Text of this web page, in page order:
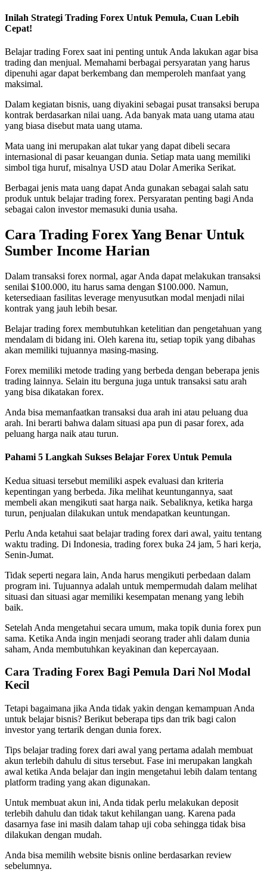
Inilah Strategi Trading Forex Untuk Pemula, Cuan Lebih
Cepat!
Belajar trading Forex saat ini penting untuk Anda lakukan agar bisa
trading dan menjual. Memahami berbagai persyaratan yang harus
dipenuhi agar dapat berkembang dan memperoleh manfaat yang
maksimal.
Dalam kegiatan bisnis, uang diyakini sebagai pusat transaksi berupa
kontrak berdasarkan nilai uang. Ada banyak mata uang utama atau
yang biasa disebut mata uang utama.
Mata uang ini merupakan alat tukar yang dapat dibeli secara
internasional di pasar keuangan dunia. Setiap mata uang memiliki
simbol tiga huruf, misalnya USD atau Dolar Amerika Serikat.
Berbagai jenis mata uang dapat Anda gunakan sebagai salah satu
produk untuk belajar trading forex. Persyaratan penting bagi Anda
sebagai calon investor memasuki dunia usaha.
Cara Trading Forex Yang Benar Untuk
Sumber Income Harian
Dalam transaksi forex normal, agar Anda dapat melakukan transaksi
senilai $100.000, itu harus sama dengan $100.000. Namun,
ketersediaan fasilitas leverage menyusutkan modal menjadi nilai
kontrak yang jauh lebih besar.
Belajar trading forex membutuhkan ketelitian dan pengetahuan yang
mendalam di bidang ini. Oleh karena itu, setiap topik yang dibahas
akan memiliki tujuannya masing-masing.
Forex memiliki metode trading yang berbeda dengan beberapa jenis
trading lainnya. Selain itu berguna juga untuk transaksi satu arah
yang bisa dikatakan forex.
Anda bisa memanfaatkan transaksi dua arah ini atau peluang dua
arah. Ini berarti bahwa dalam situasi apa pun di pasar forex, ada
peluang harga naik atau turun.
Pahami 5 Langkah Sukses Belajar Forex Untuk Pemula
Kedua situasi tersebut memiliki aspek evaluasi dan kriteria
kepentingan yang berbeda. Jika melihat keuntungannya, saat
membeli akan mengikuti saat harga naik. Sebaliknya, ketika harga
turun, penjualan dilakukan untuk mendapatkan keuntungan.
Perlu Anda ketahui saat belajar trading forex dari awal, yaitu tentang
waktu trading. Di Indonesia, trading forex buka 24 jam, 5 hari kerja,
Senin-Jumat.
Tidak seperti negara lain, Anda harus mengikuti perbedaan dalam
program ini. Tujuannya adalah untuk mempermudah dalam melihat
situasi dan situasi agar memiliki kesempatan menang yang lebih
baik.
Setelah Anda mengetahui secara umum, maka topik dunia forex pun
sama. Ketika Anda ingin menjadi seorang trader ahli dalam dunia
saham, Anda membutuhkan keyakinan dan kepercayaan.
Cara Trading Forex Bagi Pemula Dari Nol Modal
Kecil
Tetapi bagaimana jika Anda tidak yakin dengan kemampuan Anda
untuk belajar bisnis? Berikut beberapa tips dan trik bagi calon
investor yang tertarik dengan dunia forex.
Tips belajar trading forex dari awal yang pertama adalah membuat
akun terlebih dahulu di situs tersebut. Fase ini merupakan langkah
awal ketika Anda belajar dan ingin mengetahui lebih dalam tentang
platform trading yang akan digunakan.
Untuk membuat akun ini, Anda tidak perlu melakukan deposit
terlebih dahulu dan tidak takut kehilangan uang. Karena pada
dasarnya fase ini masih dalam tahap uji coba sehingga tidak bisa
dilakukan dengan mudah.
Anda bisa memilih website bisnis online berdasarkan review
sebelumnya.